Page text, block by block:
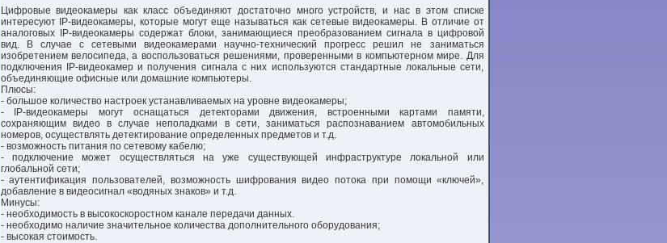
Цифровые видеокамеры как класс объединяют достаточно много устройств, и нас в этом списке
интересуют IP-видеокамеры, которые могут еще называться как сетевые видеокамеры. В отличие от
аналоговых IP-видеокамеры содержат блоки, занимающиеся преобразованием сигнала в цифровой
вид. В случае с сетевыми видеокамерами научно-технический прогресс решил не заниматься
изобретением велосипеда, а воспользоваться решениями, проверенными в компьютерном мире. Для
подключения IP-видеокамер и получения сигнала с них используются стандартные локальные сети,
объединяющие офисные или домашние компьютеры.
Плюсы:
- большое количество настроек устанавливаемых на уровне видеокамеры;
- IP-видеокамеры могут оснащаться детекторами движения, встроенными картами памяти,
сохраняющим видео в случае неполадками в сети, заниматься распознаванием автомобильных
номеров, осуществлять детектирование определенных предметов и т.д.
- возможность питания по сетевому кабелю;
- подключение может осуществляться на уже существующей инфраструктуре локальной или
глобальной сети;
- аутентификация пользователей, возможность шифрования видео потока при помощи «ключей»,
добавление в видеосигнал «водяных знаков» и т.д.
Минусы:
- необходимость в высокоскоростном канале передачи данных.
- необходимо наличие значительное количества дополнительного оборудования;
- высокая стоимость.